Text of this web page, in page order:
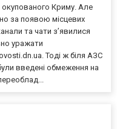
окупованого Криму. Але
за появою місцевих
та чати з’явилися
уражати
Тоді ж біля АЗС
введені обмеження на